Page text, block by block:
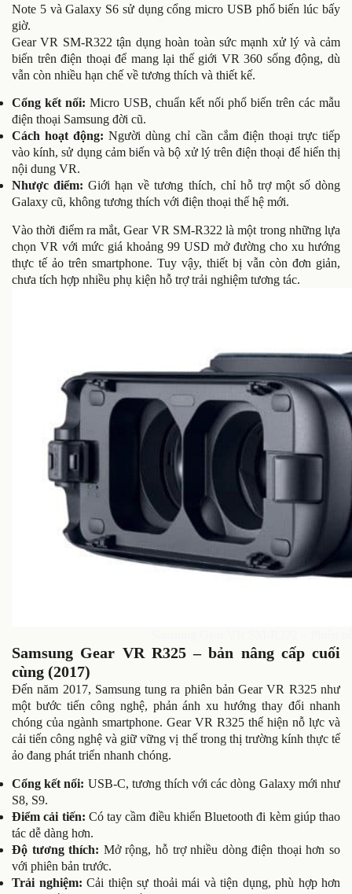
Note 5 và Galaxy S6 sử dụng cổng micro USB phổ biến lúc bấy
giờ.
Gear VR SM-R322 tận dụng hoàn toàn sức mạnh xử lý và cảm
biến trên điện thoại để mang lại thế giới VR 360 sống động, dù
vẫn còn nhiều hạn chế về tương thích và thiết kế.
Cổng kết nối: Micro USB, chuẩn kết nối phổ biến trên các mẫu
điện thoại Samsung đời cũ.
Cách hoạt động:Người dùng chỉ cần cắm điện thoại trực tiếp
vào kính, sử dụng cảm biến và bộ xử lý trên điện thoại để hiển thị
nội dung VR.
Nhược điểm: Giới hạn về tương thích, chỉ hỗ trợ một số dòng
Galaxy cũ, không tương thích với điện thoại thế hệ mới.
Vào thời điểm ra mắt, Gear VR SM-R322 là một trong những lựa
chọn VR với mức giá khoảng 99 USD mở đường cho xu hướng
thực tế ảo trên smartphone. Tuy vậy, thiết bị vẫn còn đơn giản,
chưa tích hợp nhiều phụ kiện hỗ trợ trải nghiệm tương tác.
Samsung Gear VR R325 – bản nâng cấp cuối
cùng (2017)
Đến năm 2017, Samsung tung ra phiên bản Gear VR R325 như
một bước tiến công nghệ, phản ánh xu hướng thay đổi nhanh
chóng của ngành smartphone. Gear VR R325 thể hiện nỗ lực và
cải tiến công nghệ và giữ vững vị thế trong thị trường kính thực tế
ảo đang phát triển nhanh chóng.
Cổng kết nối: USB-C, tương thích với các dòng Galaxy mới như
S8, S9.
Điểm cải tiến: Có tay cầm điều khiển Bluetooth đi kèm giúp thao
tác dễ dàng hơn.
Độ tương thích: Mở rộng, hỗ trợ nhiều dòng điện thoại hơn so
với phiên bản trước.
Trải nghiệm: Cải thiện sự thoải mái và tiện dụng, phù hợp hơn